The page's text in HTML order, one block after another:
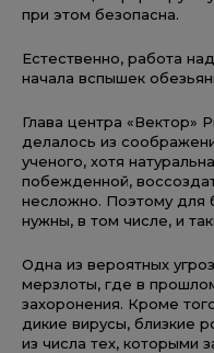
при этом безопасна.
Естественно, работа
начала вспышек
Глава центра «Вектор»
делалось из
ученого, хотя
побежденной,
несложно. Поэтому для
нужны, в том числе, и
Одна из вероятных
мерзлоты, где в
захоронения. Кроме
дикие вирусы, близкие
из числа тех, которыми